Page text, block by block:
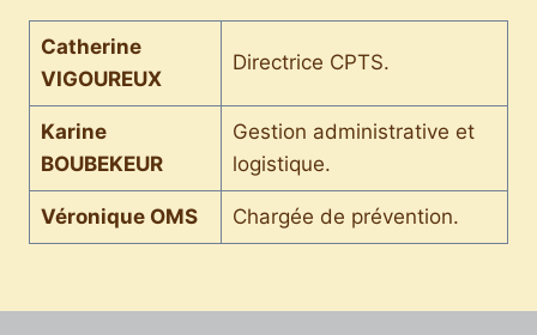
Catherine
VIGOUREUX
Directrice CPTS.
Karine
BOUBEKEUR
Gestion administrative et
logistique.
Véronique OMS Chargée de prévention.